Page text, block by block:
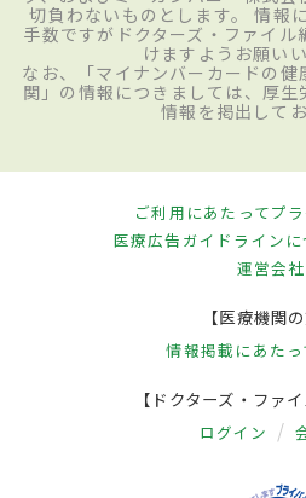
切負わないものとします。 情報
手数ですがドクターズ・ファイ
けますようお願い
なお、「マイナンバーカードの
関」の情報につきましては、厚生
情報を掲出してお
ご利用にあたってプ
医療広告ガイドラインに
運営会社
【医療機関の
情報掲載にあたっ
【ドクターズ・ファ
ログイン